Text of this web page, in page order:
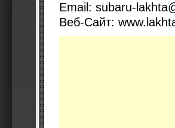
Email: subaru-
Веб-Сайт: